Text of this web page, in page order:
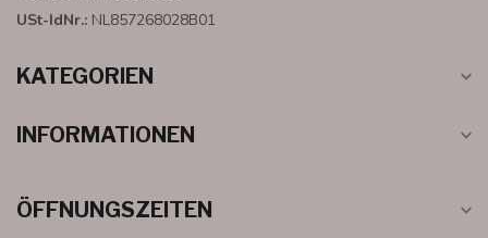
USt-IdNr.: NL857268028B01
KATEGORIEN
INFORMATIONEN
ÖFFNUNGSZEITEN